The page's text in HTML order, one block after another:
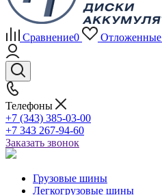
Сравнение0 Отложенные
Телефоны
+7 (343) 385-03-00
+7 343 267-94-60
Заказать звонок
Грузовые шины
Легкогрузовые шины